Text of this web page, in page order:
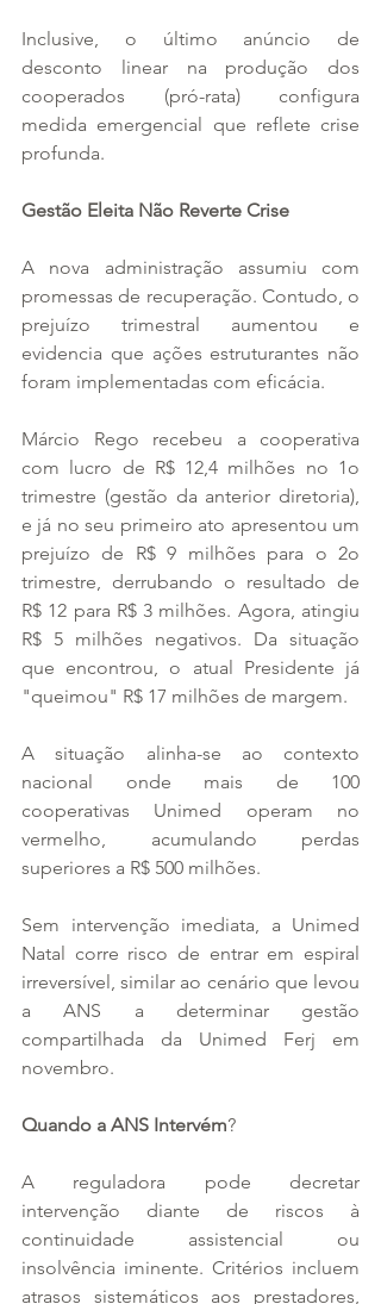
Inclusive, o último anúncio de
desconto linear na produção dos
cooperados (pró-rata) configura
medida emergencial que reflete crise
profunda.
Gestão Eleita Não Reverte Crise
A nova administração assumiu com
promessas de recuperação. Contudo, o
prejuízo trimestral aumentou e
evidencia que ações estruturantes não
foram implementadas com eficácia.
Márcio Rego recebeu a cooperativa
com lucro de R$ 12,4 milhões no 1o
trimestre (gestão da anterior diretoria),
e já no seu primeiro ato apresentou um
prejuízo de R$ 9 milhões para o 2o
trimestre, derrubando o resultado de
R$ 12 para R$ 3 milhões. Agora, atingiu
R$ 5 milhões negativos. Da situação
que encontrou, o atual Presidente já
"queimou" R$ 17 milhões de margem.
A situação alinha-se ao contexto
nacional onde mais de 100
cooperativas Unimed operam no
vermelho, acumulando perdas
superiores a R$ 500 milhões.
Sem intervenção imediata, a Unimed
Natal corre risco de entrar em espiral
irreversível, similar ao cenário que levou
a ANS a determinar gestão
compartilhada da Unimed Ferj em
novembro.
Quando a ANS Intervém?
A reguladora pode decretar
intervenção diante de riscos à
continuidade assistencial ou
insolvência iminente. Critérios incluem
atrasos sistemáticos aos prestadores,